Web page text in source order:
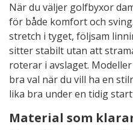
När du väljer golfbyxor
för både komfort och
stretch i tyget, följsam
sitter stabilt utan att
roterar i avslaget.
bra val när du vill ha en
lika bra under en tidig
Material som